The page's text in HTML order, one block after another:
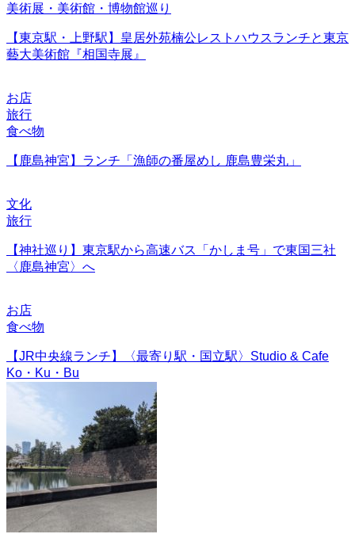
美術展・美術館・博物館巡り
【東京駅・上野駅】皇居外苑楠公レストハウスランチと東京
藝大美術館『相国寺展』
お店
旅行
食べ物
【鹿島神宮】ランチ「漁師の番屋めし 鹿島豊栄丸」
文化
旅行
【神社巡り】東京駅から高速バス「かしま号」で東国三社
〈鹿島神宮〉へ
お店
食べ物
【JR中央線ランチ】〈最寄り駅・国立駅〉Studio & Cafe
Ko・Ku・Bu